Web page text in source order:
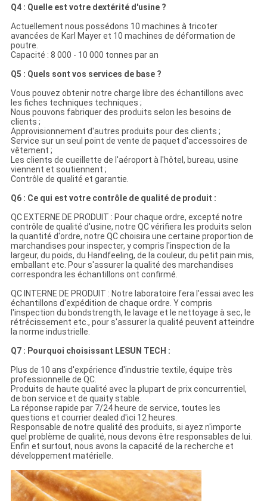
Q4 : Quelle est votre dextérité d'usine ?
Actuellement nous possédons 10 machines à tricoter
avancées de Karl Mayer et 10 machines de déformation de
poutre.
Capacité : 8 000 - 10 000 tonnes par an
Q5 : Quels sont vos services de base ?
Vous pouvez obtenir notre charge libre des échantillons avec
les fiches techniques techniques ;
Nous pouvons fabriquer des produits selon les besoins de
clients ;
Approvisionnement d'autres produits pour des clients ;
Service sur un seul point de vente de paquet d'accessoires de
vêtement ;
Les clients de cueillette de l'aéroport à l'hôtel, bureau, usine
viennent et soutiennent ;
Contrôle de qualité et garantie.
Q6 : Ce qui est votre contrôle de qualité de produit :
QC EXTERNE DE PRODUIT : Pour chaque ordre, excepté notre
contrôle de qualité d'usine, notre QC vérifiera les produits selon
la quantité d'ordre, notre QC choisira une certaine proportion de
marchandises pour inspecter, y compris l'inspection de la
largeur, du poids, du Handfeeling, de la couleur, du petit pain mis,
emballant etc. Pour s'assurer la qualité des marchandises
correspondra les échantillons ont confirmé.
QC INTERNE DE PRODUIT : Notre laboratoire fera l'essai avec les
échantillons d'expédition de chaque ordre. Y compris
l'inspection du bondstrength, le lavage et le nettoyage à sec, le
rétrécissement etc., pour s'assurer la qualité peuvent atteindre
la norme industrielle.
Q7 : Pourquoi choisissant LESUN TECH :
Plus de 10 ans d'expérience d'industrie textile, équipe très
professionnelle de QC.
Produits de haute qualité avec la plupart de prix concurrentiel,
de bon service et de quaity stable.
La réponse rapide par 7/24 heure de service, toutes les
questions et courrier dealed d'ici 12 heures.
Responsable de notre qualité des produits, si ayez n'importe
quel problème de qualité, nous devons être responsables de lui.
Enfin et surtout, nous avons la capacité de la recherche et
développement matérielle.